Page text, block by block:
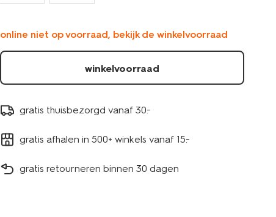
online niet op voorraad, bekijk de winkelvoorraad
winkelvoorraad
gratis thuisbezorgd vanaf 30.-
gratis afhalen in 500+ winkels vanaf 15.-
gratis retourneren binnen 30 dagen